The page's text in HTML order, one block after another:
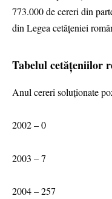
773.000 de cereri din
din Legea cetățeniei
Tabelul cetățeniilor
Anul cereri soluționate
2002 – 0
2003 – 7
2004 – 257